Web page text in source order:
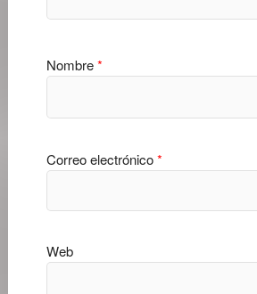
Nombre*
Correo electrónico*
Web